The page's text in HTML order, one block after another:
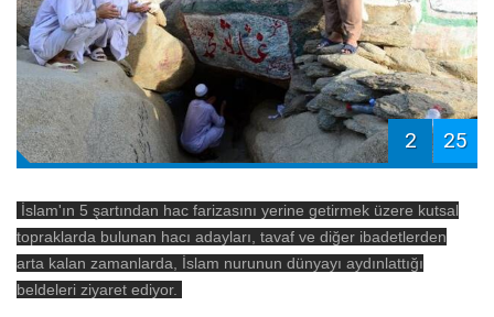
2 25
İslam'ın 5 şartından hac farizasını yerine getirmek üzere kutsal
topraklarda bulunan hacı adayları, tavaf ve diğer ibadetlerden
arta kalan zamanlarda, İslam nurunun dünyayı aydınlattığı
beldeleri ziyaret ediyor.